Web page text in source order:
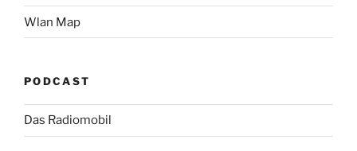
Wlan Map
PODCAST
Das Radiomobil